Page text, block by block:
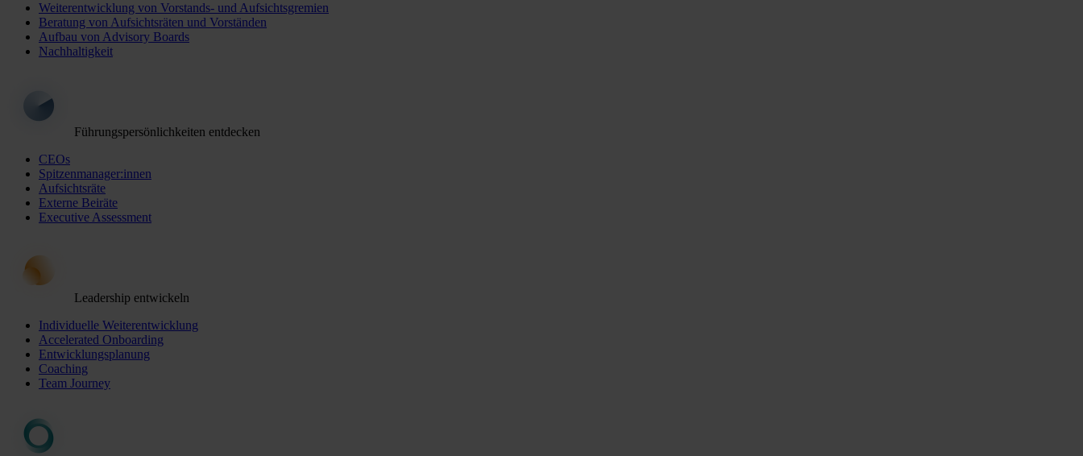
Weiterentwicklung von Vorstands- und Aufsichtsgremien
Beratung von Aufsichtsräten und Vorständen
Aufbau von Advisory Boards
Nachhaltigkeit
Führungspersönlichkeiten entdecken
CEOs
Spitzenmanager:innen
Aufsichtsräte
Externe Beiräte
Executive Assessment
Leadership entwickeln
Individuelle Weiterentwicklung
Accelerated Onboarding
Entwicklungsplanung
Coaching
Team Journey